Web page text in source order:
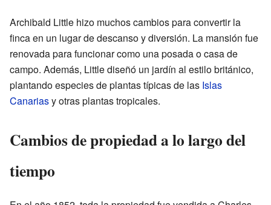
Archibald Little hizo muchos cambios para convertir la
finca en un lugar de descanso y diversión. La mansión fue
renovada para funcionar como una posada o casa de
campo. Además, Little diseñó un jardín al estilo británico,
plantando especies de plantas típicas de las Islas
Canariasy otras plantas tropicales.
Cambios de propiedad a lo largo del
tiempo